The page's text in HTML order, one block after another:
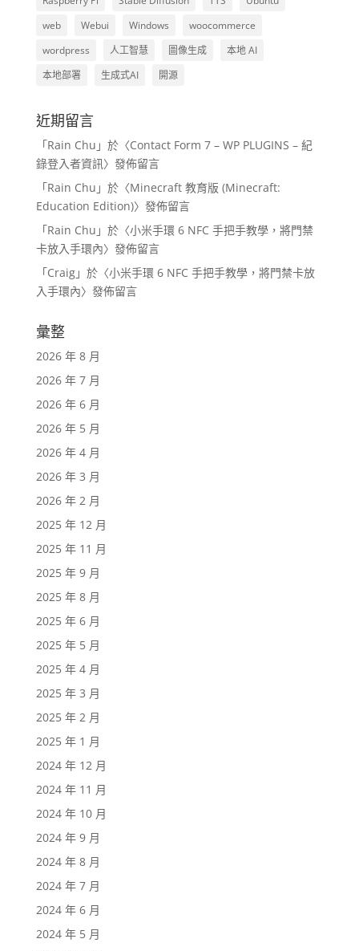
web
Webui Windows
woocommerce
wordpress
人工智慧 圖像生成
本地 AI
本地部署
生成式AI 開源
近期留言
「Rain Chu 」於〈Contact Form 7 – WP PLUGINS – 紀
錄登入者資訊〉發佈留言
「Rain Chu 」於〈Minecraft 教育版 (Minecraft:
Education Edition)〉發佈留言
「Rain Chu 」於〈小米手環 6 NFC 手把手教學，將門禁
卡放入手環內〉發佈留言
「Craig」於〈小米手環 6 NFC 手把手教學，將門禁卡放
入手環內〉發佈留言
彙整
2026 年 8 月
2026 年 7 月
2026 年 6 月
2026 年 5 月
2026 年 4 月
2026 年 3 月
2026 年 2 月
2025 年 12 月
2025 年 11 月
2025 年 9 月
2025 年 8 月
2025 年 6 月
2025 年 5 月
2025 年 4 月
2025 年 3 月
2025 年 2 月
2025 年 1 月
2024 年 12 月
2024 年 11 月
2024 年 10 月
2024 年 9 月
2024 年 8 月
2024 年 7 月
2024 年 6 月
2024 年 5 月